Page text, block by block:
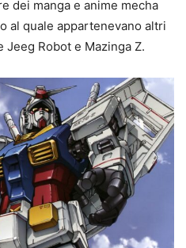
dei manga e anime mecha
al quale appartenevano altri
Robot e Mazinga Z.